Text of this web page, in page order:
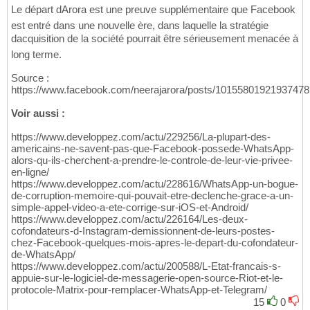
Le départ dArora est une preuve supplémentaire que Facebook
est entré dans une nouvelle ère, dans laquelle la stratégie
dacquisition de la société pourrait être sérieusement menacée à
long terme.
Source :
https://www.facebook.com/neerajarora/posts/10155801921937478
Voir aussi :
https://www.developpez.com/actu/229256/La-plupart-des-
americains-ne-savent-pas-que-Facebook-possede-WhatsApp-
alors-qu-ils-cherchent-a-prendre-le-controle-de-leur-vie-privee-
en-ligne/
https://www.developpez.com/actu/228616/WhatsApp-un-bogue-
de-corruption-memoire-qui-pouvait-etre-declenche-grace-a-un-
simple-appel-video-a-ete-corrige-sur-iOS-et-Android/
https://www.developpez.com/actu/226164/Les-deux-
cofondateurs-d-Instagram-demissionnent-de-leurs-postes-
chez-Facebook-quelques-mois-apres-le-depart-du-cofondateur-
de-WhatsApp/
https://www.developpez.com/actu/200588/L-Etat-francais-s-
appuie-sur-le-logiciel-de-messagerie-open-source-Riot-et-le-
protocole-Matrix-pour-remplacer-WhatsApp-et-Telegram/
15
0